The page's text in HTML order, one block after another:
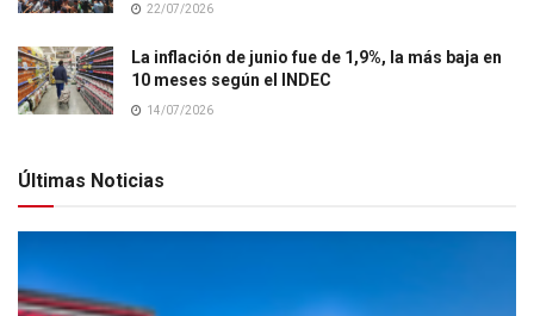
22/07/2026
La inflación de junio fue de 1,9%, la más baja en
10 meses según el INDEC
14/07/2026
Últimas Noticias